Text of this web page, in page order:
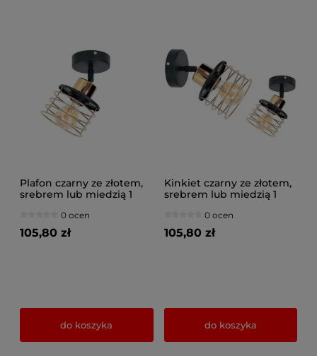
Plafon czarny ze złotem,
srebrem lub miedzią 1
0 ocen
105,80 zł
do koszyka
Kinkiet czarny ze złotem,
srebrem lub miedzią 1
0 ocen
105,80 zł
do koszyka